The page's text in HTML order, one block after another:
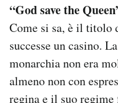
“God save the
Come si sa, è il titolo
successe un casino.
monarchia non era
almeno non con
regina e il suo regime